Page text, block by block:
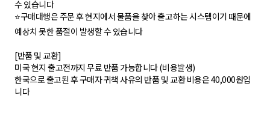
수 있습니다
⭐️구매대행은 주문 후 현지에서 물품을 찾아 출고하는 시스템이기 때문에
예상치 못한 품절이 발생할 수 있습니다
[반품 및 교환]
미국 현지 출고전까지 무료 반품 가능합니다 (비용발생)
한국으로 출고된 후 구매자 귀책 사유의 반품 및 교환 비용은 40,000원입
니다